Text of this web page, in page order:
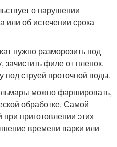
о нарушении
или об истечении срока
нужно разморозить под
зачистить филе от пленок.
под струей проточной воды.
можно фаршировать,
обработке. Самой
приготовлении этих
времени варки или